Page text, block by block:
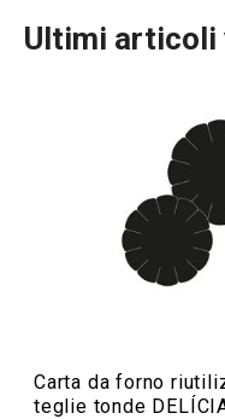
Cuocere in
Ultimi articoli
Carta da forno
teglie tonde